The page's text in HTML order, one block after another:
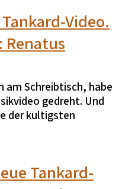
Video.
Renatus
am Schreibtisch, habe
gedreht. Und
der kultigsten
Tag, um das doch
Schließlich
Tankard-